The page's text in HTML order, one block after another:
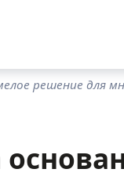
решение для